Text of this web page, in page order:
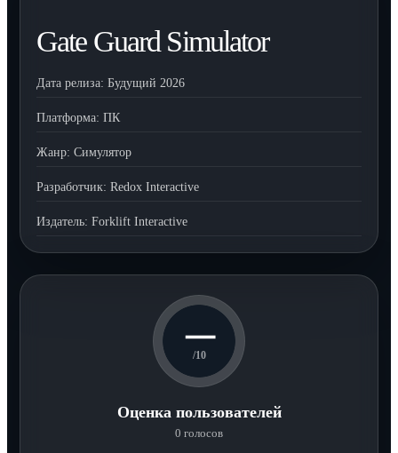
Gate Guard Simulator
Дата релиза: Будущий 2026
Платформа: ПК
Жанр: Симулятор
Разработчик: Redox Interactive
Издатель: Forklift Interactive
—
/10
Оценка пользователей
0 голосов